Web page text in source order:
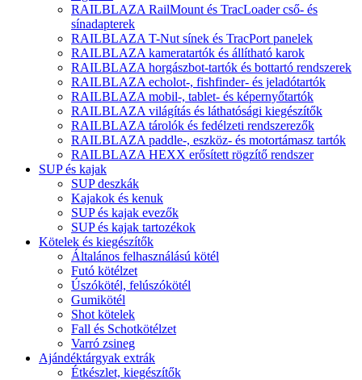
RAILBLAZA RailMount és TracLoader cső- és
sínadapterek
RAILBLAZA T-Nut sínek és TracPort panelek
RAILBLAZA kameratartók és állítható karok
RAILBLAZA horgászbot-tartók és bottartó rendszerek
RAILBLAZA echolot-, fishfinder- és jeladótartók
RAILBLAZA mobil-, tablet- és képernyőtartók
RAILBLAZA világítás és láthatósági kiegészítők
RAILBLAZA tárolók és fedélzeti rendszerezők
RAILBLAZA paddle-, eszköz- és motortámasz tartók
RAILBLAZA HEXX erősített rögzítő rendszer
SUP és kajak
SUP deszkák
Kajakok és kenuk
SUP és kajak evezők
SUP és kajak tartozékok
Kötelek és kiegészítők
Általános felhasználású kötél
Futó kötélzet
Úszókötél, felúszókötél
Gumikötél
Shot kötelek
Fall és Schotkötélzet
Varró zsineg
Ajándéktárgyak extrák
Étkészlet, kiegészítők